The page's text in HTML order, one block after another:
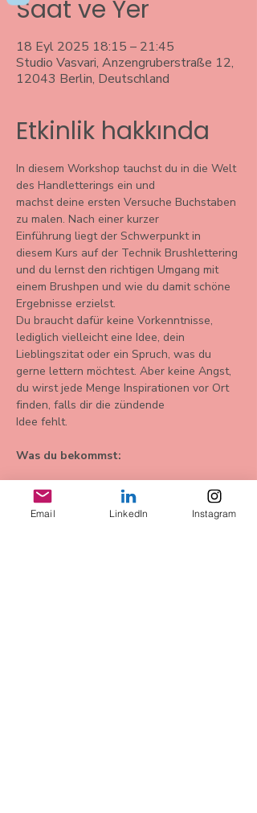
Saat ve Yer
18 Eyl 2025 18:15 – 21:45
Studio Vasvari, Anzengruberstraße 12,
12043 Berlin, Deutschland
Etkinlik hakkında
In diesem Workshop tauchst du in die Welt
des Handletterings ein und
machst deine ersten Versuche Buchstaben
zu malen. Nach einer kurzer
Einführung liegt der Schwerpunkt in
diesem Kurs auf der Technik Brushlettering
und du lernst den richtigen Umgang mit
einem Brushpen und wie du damit schöne
Ergebnisse erzielst.
Du braucht dafür keine Vorkenntnisse,
lediglich vielleicht eine Idee, dein
Lieblingszitat oder ein Spruch, was du
gerne lettern möchtest. Aber keine Angst,
du wirst jede Menge Inspirationen vor Ort
finden, falls dir die zündende
Idee fehlt.
Was du bekommst:
Daha Fazla Göster
Email LinkedIn Instagram